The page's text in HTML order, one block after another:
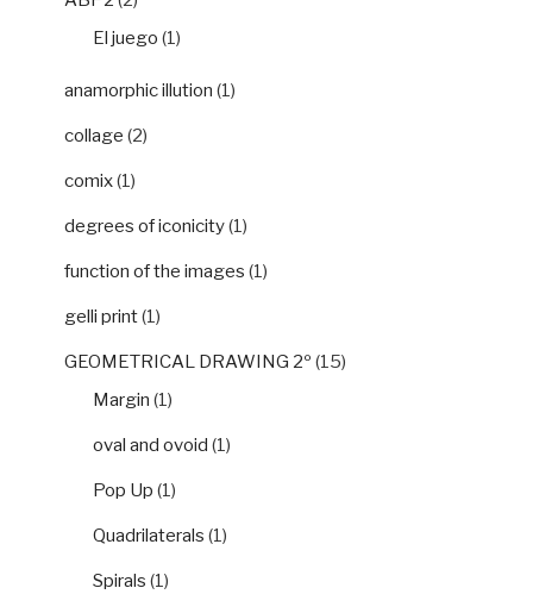
El juego (1)
anamorphic illution (1)
collage (2)
comix(1)
degrees of iconicity(1)
function of the images (1)
gelli print(1)
GEOMETRICAL DRAWING 2º (15)
Margin (1)
oval and ovoid (1)
Pop Up (1)
Quadrilaterals (1)
Spirals (1)